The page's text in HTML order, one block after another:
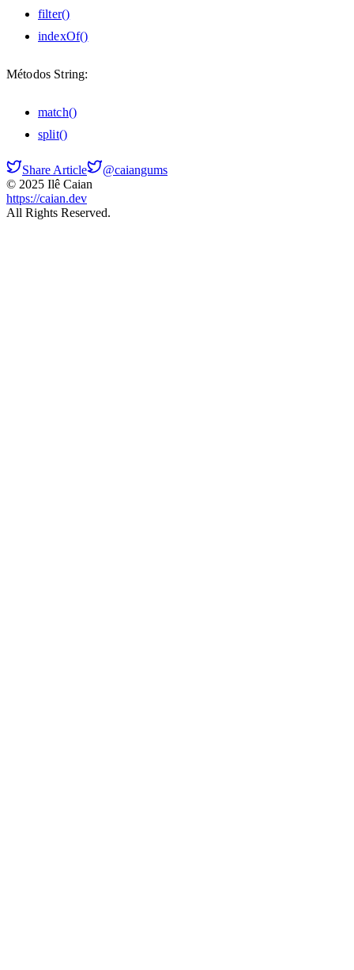
filter()
indexOf()
Métodos String:
match()
split()
Share Article
@caiangums
© 2025 Ilê Caian
https://caian.dev
All Rights Reserved.